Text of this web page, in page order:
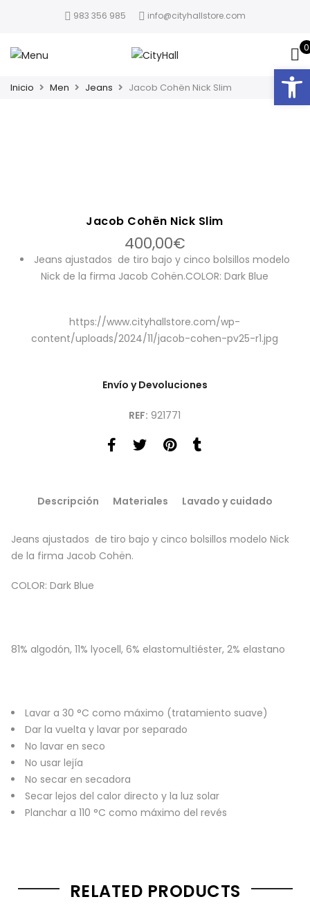
983 356 985 info@cityhallstore.com
0
Inicio Men Jeans Jacob Cohën Nick Slim
Jacob Cohën Nick Slim
400,00€
Jeans ajustados de tiro bajo y cinco bolsillos modelo
Nick de la firma Jacob Cohën.COLOR: Dark Blue
https://www.cityhallstore.com/wp-
content/uploads/2024/11/jacob-cohen-pv25-r1.jpg
Envío y Devoluciones
REF: 921771
Descripción Materiales Lavado y cuidado
Jeans ajustados de tiro bajo y cinco bolsillos modelo Nick
de la firma Jacob Cohën.
COLOR: Dark Blue
81% algodón, 11% lyocell, 6% elastomultiéster, 2% elastano
Lavar a 30 °C como máximo (tratamiento suave)
Dar la vuelta y lavar por separado
No lavar en seco
No usar lejía
No secar en secadora
Secar lejos del calor directo y la luz solar
Planchar a 110 °C como máximo del revés
RELATED PRODUCTS